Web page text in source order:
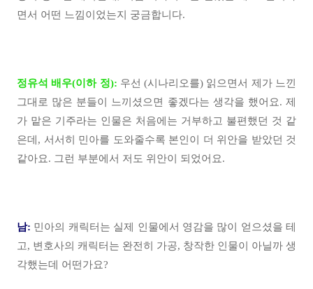
면서 어떤 느낌이었는지 궁금합니다.
정유석 배우(이하 정): 우선 (시나리오를) 읽으면서 제가 느낀
그대로 많은 분들이 느끼셨으면 좋겠다는 생각을 했어요. 제
가 맡은 기주라는 인물은 처음에는 거부하고 불편했던 것 같
은데, 서서히 민아를 도와줄수록 본인이 더 위안을 받았던 것
같아요. 그런 부분에서 저도 위안이 되었어요.
남: 민아의 캐릭터는 실제 인물에서 영감을 많이 얻으셨을 테
고, 변호사의 캐릭터는 완전히 가공, 창작한 인물이 아닐까 생
각했는데 어떤가요?